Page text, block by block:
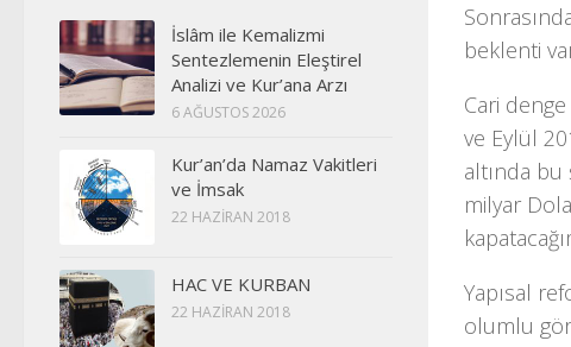
beklenti
Cari
ve Eylül
altında
milyar
Yapısal
olumlu
İslâm ile Kemalizmi
Sentezlemenin Eleştirel
Analizi ve Kur’ana Arzı
6 AĞUSTOS 2026
Kur’an’da Namaz Vakitleri
ve İmsak
22 HAZIRAN 2018
HAC VE KURBAN
22 HAZIRAN 2018